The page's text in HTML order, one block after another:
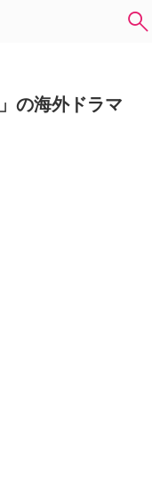
の海外ドラマ